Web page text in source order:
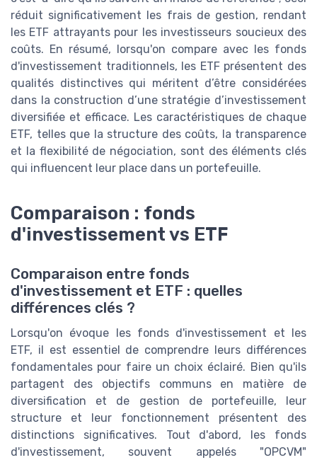
réduit significativement les frais de gestion, rendant
les ETF attrayants pour les investisseurs soucieux des
coûts. En résumé, lorsqu'on compare avec les fonds
d'investissement traditionnels, les ETF présentent des
qualités distinctives qui méritent d’être considérées
dans la construction d’une stratégie d’investissement
diversifiée et efficace. Les caractéristiques de chaque
ETF, telles que la structure des coûts, la transparence
et la flexibilité de négociation, sont des éléments clés
qui influencent leur place dans un portefeuille.
Comparaison : fonds
d'investissement vs ETF
Comparaison entre fonds
d'investissement et ETF : quelles
différences clés ?
Lorsqu'on évoque les fonds d'investissement et les
ETF, il est essentiel de comprendre leurs différences
fondamentales pour faire un choix éclairé. Bien qu'ils
partagent des objectifs communs en matière de
diversification et de gestion de portefeuille, leur
structure et leur fonctionnement présentent des
distinctions significatives. Tout d'abord, les fonds
d'investissement, souvent appelés "OPCVM"